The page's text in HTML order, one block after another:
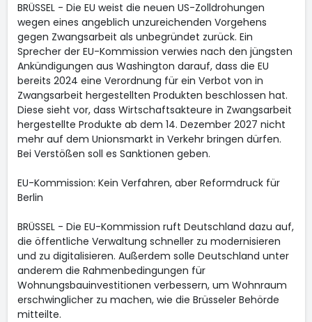
BRÜSSEL - Die EU weist die neuen US-Zolldrohungen
wegen eines angeblich unzureichenden Vorgehens
gegen Zwangsarbeit als unbegründet zurück. Ein
Sprecher der EU-Kommission verwies nach den jüngsten
Ankündigungen aus Washington darauf, dass die EU
bereits 2024 eine Verordnung für ein Verbot von in
Zwangsarbeit hergestellten Produkten beschlossen hat.
Diese sieht vor, dass Wirtschaftsakteure in Zwangsarbeit
hergestellte Produkte ab dem 14. Dezember 2027 nicht
mehr auf dem Unionsmarkt in Verkehr bringen dürfen.
Bei Verstößen soll es Sanktionen geben.
EU-Kommission: Kein Verfahren, aber Reformdruck für
Berlin
BRÜSSEL - Die EU-Kommission ruft Deutschland dazu auf,
die öffentliche Verwaltung schneller zu modernisieren
und zu digitalisieren. Außerdem solle Deutschland unter
anderem die Rahmenbedingungen für
Wohnungsbauinvestitionen verbessern, um Wohnraum
erschwinglicher zu machen, wie die Brüsseler Behörde
mitteilte.